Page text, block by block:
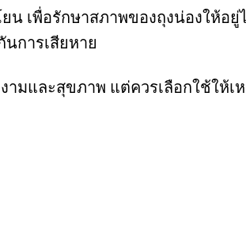
เพื่อรักษาสภาพของถุงน่องให้อยู่
นการเสียหาย
มและสุขภาพ แต่ควรเลือกใช้ให้